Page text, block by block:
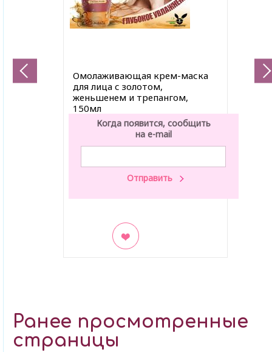
Омолаживающая крем-маска
для лица с золотом,
женьшенем и трепангом,
150мл
Когда появится, сообщить
на e-mail
Ранее просмотренные
страницы